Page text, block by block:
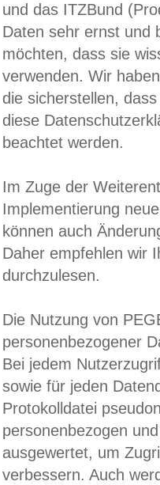
und das ITZBund
Daten sehr ernst und
möchten, dass sie
verwenden. Wir
die sicherstellen,
diese
beachtet werden.
Im Zuge der
Implementierung
können auch
Daher empfehlen wir
durchzulesen.
Die Nutzung von
personenbezogener
Bei jedem
sowie für jeden
Protokolldatei
personenbezogen
ausgewertet, um
verbessern. Auch